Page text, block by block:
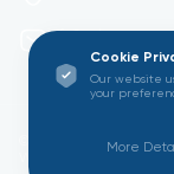
info@gatoru.com
© 2026 GATORU
Cookie
Our website
your
More